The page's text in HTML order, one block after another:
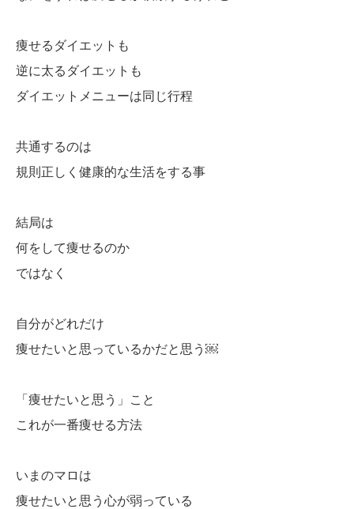
痩せるダイエットも
逆に太るダイエットも
ダイエットメニューは同じ行程
共通するのは
規則正しく健康的な生活をする事
結局は
何をして痩せるのか
ではなく
自分がどれだけ
痩せたいと思っているかだと思う￼
「痩せたいと思う」こと
これが一番痩せる方法
いまのマロは
痩せたいと思う心が弱っている